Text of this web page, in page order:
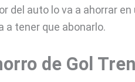
del auto lo va a ahorrar
a tener que abonarlo.
de Gol